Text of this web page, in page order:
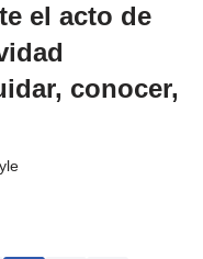
el acto de
conocer,